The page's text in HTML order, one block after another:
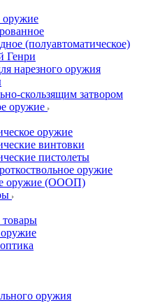
оружие
(полуавтоматическое)
Генри
нарезного оружия
скользящим затвором
оружие
оружие
винтовки
пистолеты
оружие
оружие (ОООП)
оружия